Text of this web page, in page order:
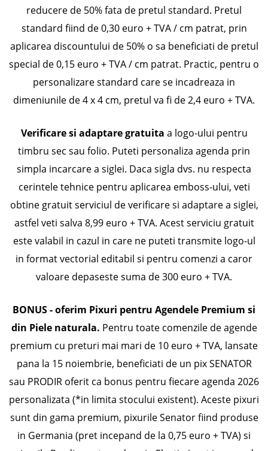
reducere de 50% fata de pretul standard. Pretul
standard fiind de 0,30 euro + TVA / cm patrat, prin
aplicarea discountului de 50% o sa beneficiati de pretul
special de 0,15 euro + TVA / cm patrat. Practic, pentru o
personalizare standard care se incadreaza in
dimeniunile de 4 x 4 cm, pretul va fi de 2,4 euro + TVA.
Verificare si adaptare gratuita a logo-ului pentru
timbru sec sau folio. Puteti personaliza agenda prin
simpla incarcare a siglei. Daca sigla dvs. nu respecta
cerintele tehnice pentru aplicarea emboss-ului, veti
obtine gratuit serviciul de verificare si adaptare a siglei,
astfel veti salva 8,99 euro + TVA. Acest serviciu gratuit
este valabil in cazul in care ne puteti transmite logo-ul
in format vectorial editabil si pentru comenzi a caror
valoare depaseste suma de 300 euro + TVA.
BONUS- oferim Pixuri pentru Agendele Premium si
din Piele naturala. Pentru toate comenzile de agende
premium cu preturi mai mari de 10 euro + TVA, lansate
pana la 15 noiembrie, beneficiati de un pix SENATOR
sau PRODIR oferit ca bonus pentru fiecare agenda 2026
personalizata (*in limita stocului existent). Aceste pixuri
sunt din gama premium, pixurile Senator fiind produse
in Germania (pret incepand de la 0,75 euro + TVA) si